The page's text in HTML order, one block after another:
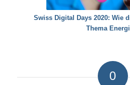
Swiss Digital Days 2020: Wie
Thema
0